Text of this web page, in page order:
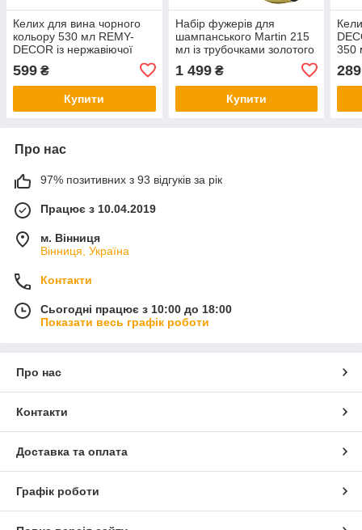
Келих для вина чорного
кольору 530 мл REMY-
DECOR із нержавіючої
599 ₴
Купити
Набір фужерів для
шампанського Martin 215
мл із трубочками золотого
сталі REMY-DECOR
1 499₴
Купити
350
289
Про нас
97% позитивних з 93 відгуків за рік
Працює з 10.04.2019
м. Вінниця
Вінниця, Україна
Контакти
Сьогодні працює з 10:00 до 18:00
Показати весь графік роботи
Про нас
Контакти
Доставка та оплата
Графік роботи